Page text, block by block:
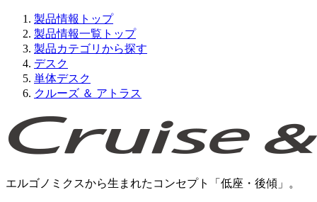
製品情報トップ
製品情報一覧トップ
製品カテゴリから探す
デスク
単体デスク
クルーズ ＆ アトラス
エルゴノミクスから生まれたコンセプト「低座・後傾」。